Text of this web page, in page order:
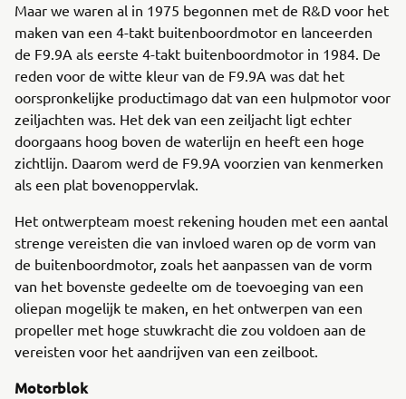
Maar we waren al in 1975 begonnen met de R&D voor het
maken van een 4-takt buitenboordmotor en lanceerden
de F9.9A als eerste 4-takt buitenboordmotor in 1984. De
reden voor de witte kleur van de F9.9A was dat het
oorspronkelijke productimago dat van een hulpmotor voor
zeiljachten was. Het dek van een zeiljacht ligt echter
doorgaans hoog boven de waterlijn en heeft een hoge
zichtlijn. Daarom werd de F9.9A voorzien van kenmerken
als een plat bovenoppervlak.
Het ontwerpteam moest rekening houden met een aantal
strenge vereisten die van invloed waren op de vorm van
de buitenboordmotor, zoals het aanpassen van de vorm
van het bovenste gedeelte om de toevoeging van een
oliepan mogelijk te maken, en het ontwerpen van een
propeller met hoge stuwkracht die zou voldoen aan de
vereisten voor het aandrijven van een zeilboot.
Motorblok